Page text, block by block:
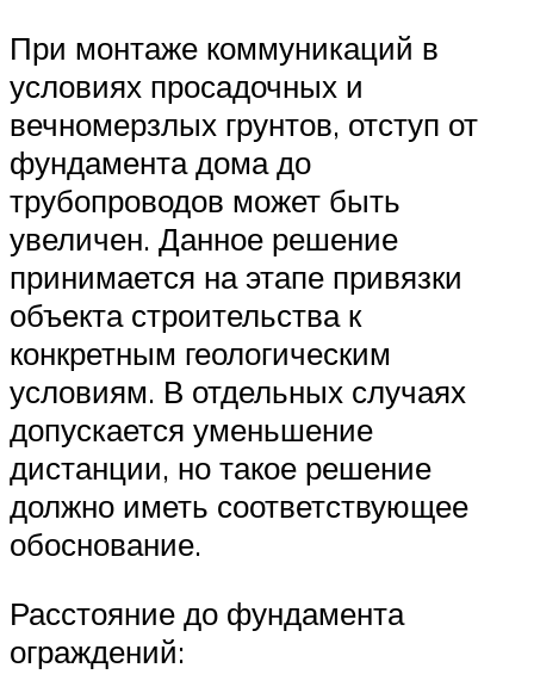
При монтаже коммуникаций в
условиях просадочных и
вечномерзлых грунтов, отступ от
фундамента дома до
трубопроводов может быть
увеличен. Данное решение
принимается на этапе привязки
объекта строительства к
конкретным геологическим
условиям. В отдельных случаях
допускается уменьшение
дистанции, но такое решение
должно иметь соответствующее
обоснование.
Расстояние до фундамента
ограждений: